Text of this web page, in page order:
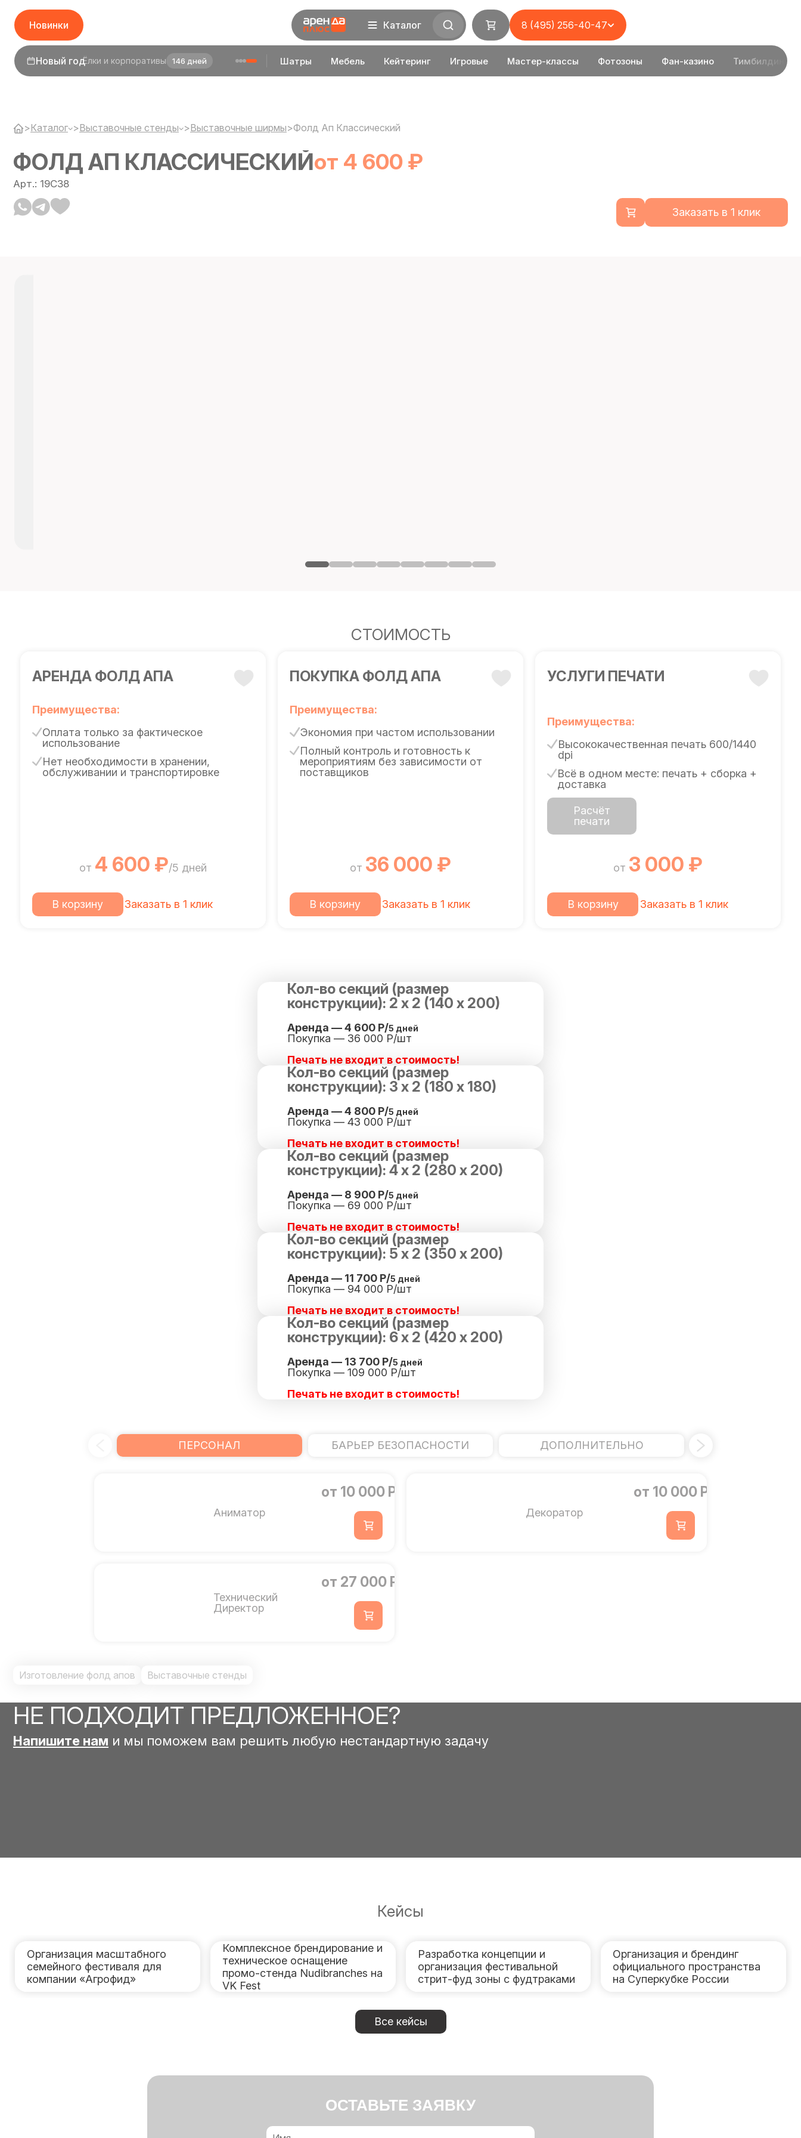
Новинки
Новый годЁлки и корпоративы 146 дней Шатры Мебель Кейтеринг Игровые Мастер-классы Фотозоны Фан-казино Тимбилдинг
Каталог 8 (495) 256-40-47
>Каталог >Выставочные стенды >Выставочные ширмы>Фолд Ап Классический
ФОЛД АП КЛАССИЧЕСКИЙот 4 600 ₽
Арт.: 19C38
Заказать в 1 клик
СТОИМОСТЬ
АРЕНДА ФОЛД АПА
Преимущества:
Оплата только за фактическое
использование
Нет необходимости в хранении,
обслуживании и транспортировке
от 4 600 ₽/5 дней
В корзину Заказать в 1 клик
ПОКУПКА ФОЛД АПА
Преимущества:
Экономия при частом использовании
Полный контроль и готовность к
мероприятиям без зависимости от
поставщиков
от 36 000 ₽
В корзину Заказать в 1 клик
УСЛУГИ ПЕЧАТИ
Преимущества:
Высококачественная печать 600/1440
dpi
Всё в одном месте: печать + сборка +
доставка
Расчёт
печати
от 3 000 ₽
В корзину Заказать в 1 клик
Кол-во секций (размер
конструкции): 2 х 2 (140 х 200)
Аренда — 4 600 Р/5 дней
Покупка — 36 000 Р/шт
Печать не входит в стоимость!
Кол-во секций (размер
конструкции): 3 х 2 (180 х 180)
Аренда — 4 800 Р/5 дней
Покупка — 43 000 Р/шт
Печать не входит в стоимость!
Кол-во секций (размер
конструкции): 4 х 2 (280 х 200)
Аренда — 8 900 Р/5 дней
Покупка — 69 000 Р/шт
Печать не входит в стоимость!
Кол-во секций (размер
конструкции): 5 х 2 (350 х 200)
Аренда — 11 700 Р/5 дней
Покупка — 94 000 Р/шт
Печать не входит в стоимость!
Кол-во секций (размер
конструкции): 6 х 2 (420 х 200)
Аренда — 13 700 Р/5 дней
Покупка — 109 000 Р/шт
Печать не входит в стоимость!
ПЕРСОНАЛ БАРЬЕР БЕЗОПАСНОСТИ ДОПОЛНИТЕЛЬНО
Аниматор
от 10 000 Р
Декоратор
от 10 000 Р
Технический
Директор
от 27 000 Р
Изготовление фолд апов Выставочные стенды
НЕ ПОДХОДИТ ПРЕДЛОЖЕННОЕ?
Напишите нам и мы поможем вам решить любую нестандартную задачу
Кейсы
Организация масштабного
семейного фестиваля для
компании «Агрофид»
Комплексное брендирование и
техническое оснащение
промо-стенда Nudibranches на
VK Fest
Разработка концепции и
организация фестивальной
стрит-фуд зоны с фудтраками
Организация и брендинг
официального пространства
на Суперкубке России
Все кейсы
ОСТАВЬТЕ ЗАЯВКУ